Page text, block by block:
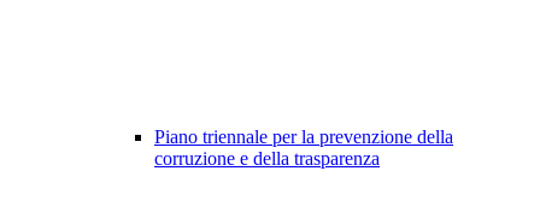
Piano triennale per la prevenzione della
corruzione e della trasparenza